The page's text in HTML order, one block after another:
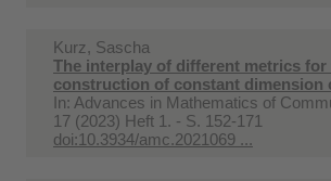
Kurz, Sascha
The interplay of different metrics for
construction of constant dimension
In: Advances in Mathematics of
17 (2023) Heft 1. - S. 152-171
doi:10.3934/amc.2021069 ...